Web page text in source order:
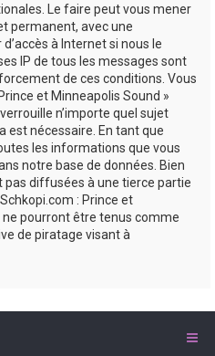
Le faire peut vous mener
permanent, avec une
à Internet si nous le
IP de tous les messages sont
de ces conditions. Vous
et Minneapolis Sound »
n’importe quel sujet
est nécessaire. En tant que
les informations que vous
notre base de données. Bien
diffusées à une tierce partie
: Prince et
ne pourront être tenus comme
de piratage visant à